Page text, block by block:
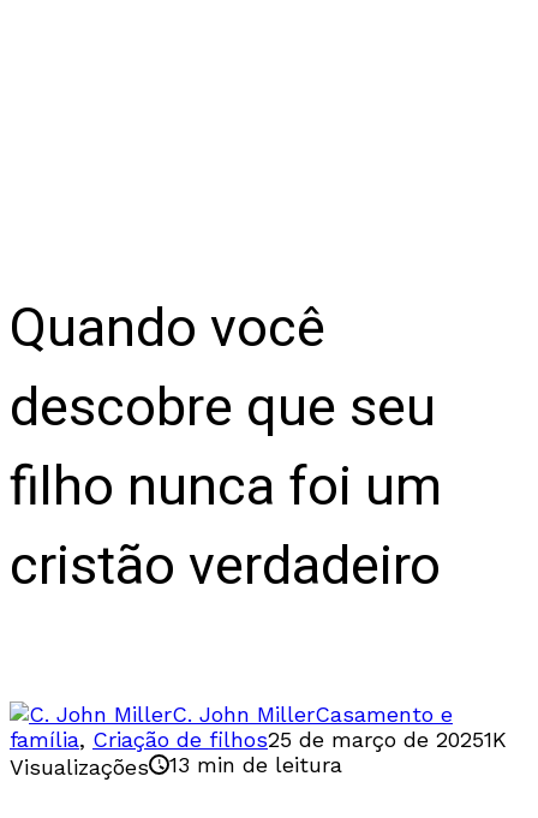
Quando você
descobre que seu
filho nunca foi um
cristão verdadeiro
C. John MillerCasamento e
família, Criação de filhos25 de março de 20251K
Visualizações
13 min de leitura